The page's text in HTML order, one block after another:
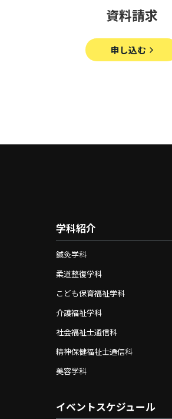
資料請求
申し込む
学科紹介
鍼灸学科
柔道整復学科
こども保育福祉学科
介護福祉学科
社会福祉士通信科
精神保健福祉士通信科
美容学科
イベントスケジュール